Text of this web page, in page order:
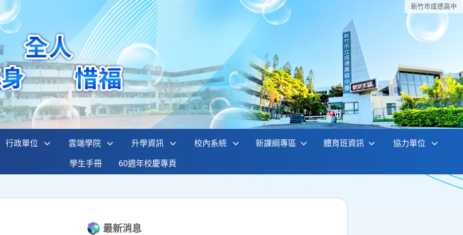
新竹巿成德高中
行政單位 雲端學院 升學資訊 校內系統 新課綱專區 體育班資訊 協力單位
學生手冊 60週年校慶專頁
最新消息